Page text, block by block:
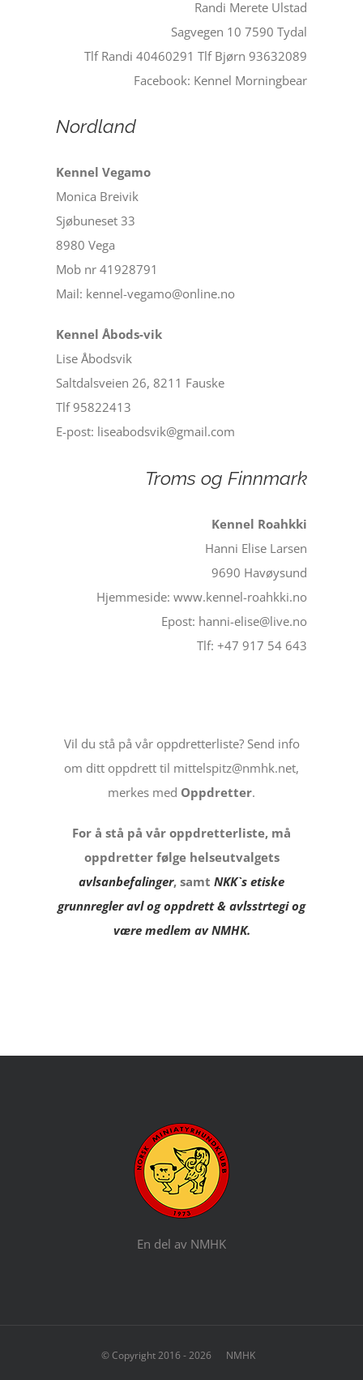
Randi Merete Ulstad
Sagvegen 10 7590 Tydal
Tlf Randi 40460291 Tlf Bjørn 93632089
Facebook: Kennel Morningbear
Nordland
Kennel Vegamo
Monica Breivik
Sjøbuneset 33
8980 Vega
Mob nr 41928791
Mail: kennel-vegamo@online.no
Kennel Åbods-vik
Lise Åbodsvik
Saltdalsveien 26, 8211 Fauske
Tlf 95822413
E-post: liseabodsvik@gmail.com
Troms og Finnmark
Kennel Roahkki
Hanni Elise Larsen
9690 Havøysund
Hjemmeside: www.kennel-roahkki.no
Epost: hanni-elise@live.no
Tlf: +47 917 54 643
Vil du stå på vår oppdretterliste? Send info
om ditt oppdrett til mittelspitz@nmhk.net,
merkes med Oppdretter.
For å stå på vår oppdretterliste, må
oppdretter følge helseutvalgets
avlsanbefalinger, samt NKK`s etiske
grunnregler avl og oppdrett & avlsstrtegi og
være medlem av NMHK.
En del av NMHK
© Copyright 2016 -2026 NMHK